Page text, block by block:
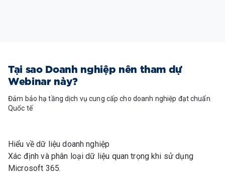
Tại sao Doanh nghiệp nên tham dự
Webinar này?
Đảm bảo hạ tầng dịch vụ cung cấp cho doanh nghiệp đạt chuẩn
Quốc tế
Hiểu về dữ liệu doanh nghiệp
Xác định và phân loại dữ liệu quan trọng khi sử dụng
Microsoft 365.